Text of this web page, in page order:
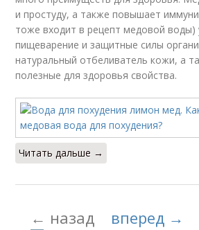
и простуду, а также повышает
тоже входит в рецепт медовой воды)
пищеварение и защитные силы
натуральный отбеливатель кожи, а
полезные для здоровья свойства.
Читать дальше →
← назад вперед →